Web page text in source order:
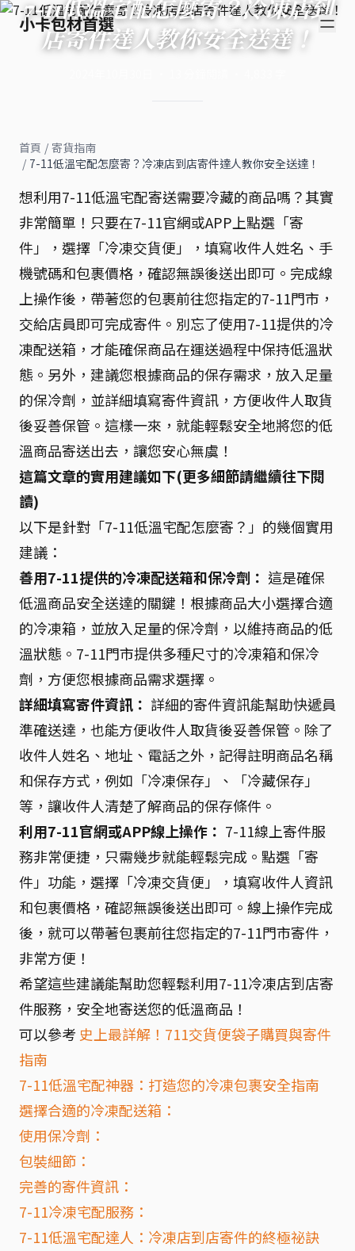
小卡包材首選
7-11低溫宅配怎麼寄？冷凍店到
店寄件達人教你安全送達！
首頁 / 寄貨指南
/ 7-11低溫宅配怎麼寄？冷凍店到店寄件達人教你安全送達！
想利用7-11低溫宅配寄送需要冷藏的商品嗎？其實
非常簡單！只要在7-11官網或APP上點選「寄
件」，選擇「冷凍交貨便」，填寫收件人姓名、手
機號碼和包裹價格，確認無誤後送出即可。完成線
上操作後，帶著您的包裹前往您指定的7-11門市，
交給店員即可完成寄件。別忘了使用7-11提供的冷
凍配送箱，才能確保商品在運送過程中保持低溫狀
態。另外，建議您根據商品的保存需求，放入足量
的保冷劑，並詳細填寫寄件資訊，方便收件人取貨
後妥善保管。這樣一來，就能輕鬆安全地將您的低
溫商品寄送出去，讓您安心無虞！
這篇文章的實用建議如下(更多細節請繼續往下閱
讀)
以下是針對「7-11低溫宅配怎麼寄？」的幾個實用
建議：
善用7-11提供的冷凍配送箱和保冷劑： 這是確保
低溫商品安全送達的關鍵！根據商品大小選擇合適
的冷凍箱，並放入足量的保冷劑，以維持商品的低
溫狀態。7-11門市提供多種尺寸的冷凍箱和保冷
劑，方便您根據商品需求選擇。
詳細填寫寄件資訊： 詳細的寄件資訊能幫助快遞員
準確送達，也能方便收件人取貨後妥善保管。除了
收件人姓名、地址、電話之外，記得註明商品名稱
和保存方式，例如「冷凍保存」、「冷藏保存」
等，讓收件人清楚了解商品的保存條件。
利用7-11官網或APP線上操作： 7-11線上寄件服
務非常便捷，只需幾步就能輕鬆完成。點選「寄
件」功能，選擇「冷凍交貨便」，填寫收件人資訊
和包裹價格，確認無誤後送出即可。線上操作完成
後，就可以帶著包裹前往您指定的7-11門市寄件，
非常方便！
希望這些建議能幫助您輕鬆利用7-11冷凍店到店寄
件服務，安全地寄送您的低溫商品！
可以參考 史上最詳解！711交貨便袋子購買與寄件
指南
7-11低溫宅配神器：打造您的冷凍包裹安全指南
選擇合適的冷凍配送箱：
使用保冷劑：
包裝細節：
完善的寄件資訊：
7-11冷凍宅配服務：
7-11低溫宅配達人：冷凍店到店寄件的終極祕訣